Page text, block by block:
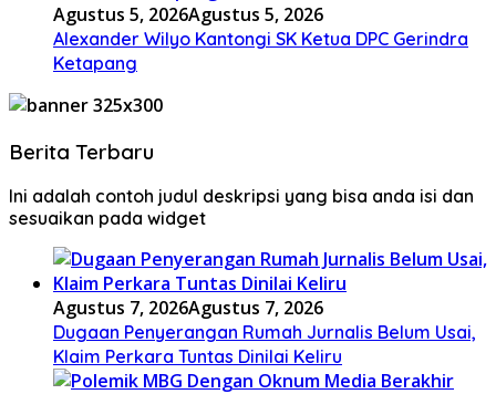
Agustus 5, 2026Agustus 5, 2026
Alexander Wilyo Kantongi SK Ketua DPC Gerindra
Ketapang
Berita Terbaru
Ini adalah contoh judul deskripsi yang bisa anda isi dan
sesuaikan pada widget
Agustus 7, 2026Agustus 7, 2026
Dugaan Penyerangan Rumah Jurnalis Belum Usai,
Klaim Perkara Tuntas Dinilai Keliru